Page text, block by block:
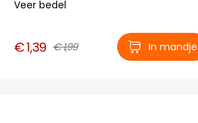
Veer bedel
€ 1,39 € 1,99 In mandje